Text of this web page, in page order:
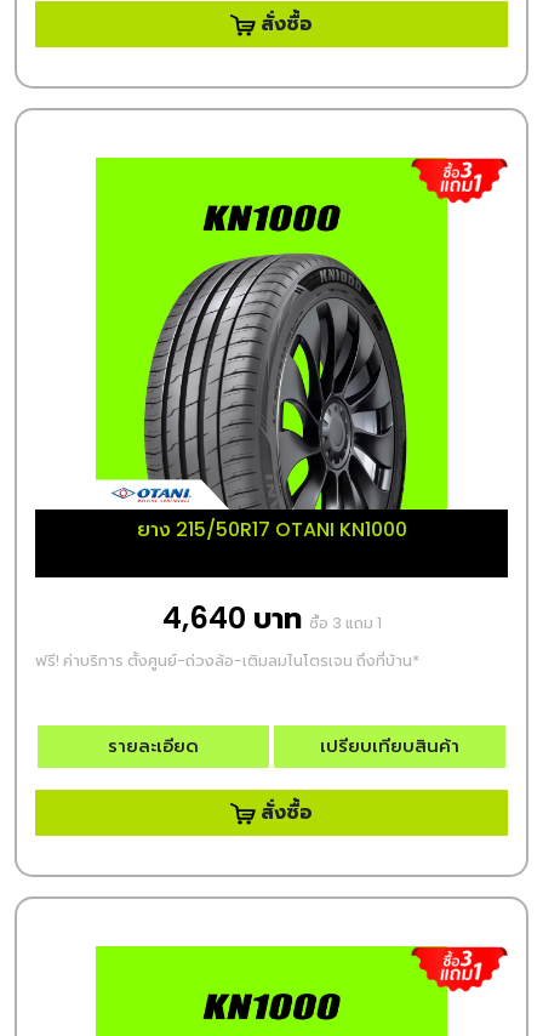
สั่งซื้อ
ยาง 215/50R17 OTANI KN1000
4,640 บาท ซื้อ 3 แถม 1
ฟรี! ค่าบริการ ตั้งศูนย์-ถ่วงล้อ-เติมลมไนโตรเจน ถึงที่บ้าน*
รายละเอียด เปรียบเทียบสินค้า
สั่งซื้อ